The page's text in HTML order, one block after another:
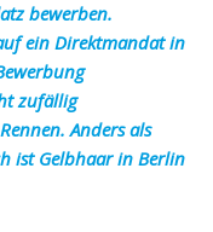
bewerben.
ein Direktmandat in
zufällig
Anders als
ist Gelbhaar in Berlin